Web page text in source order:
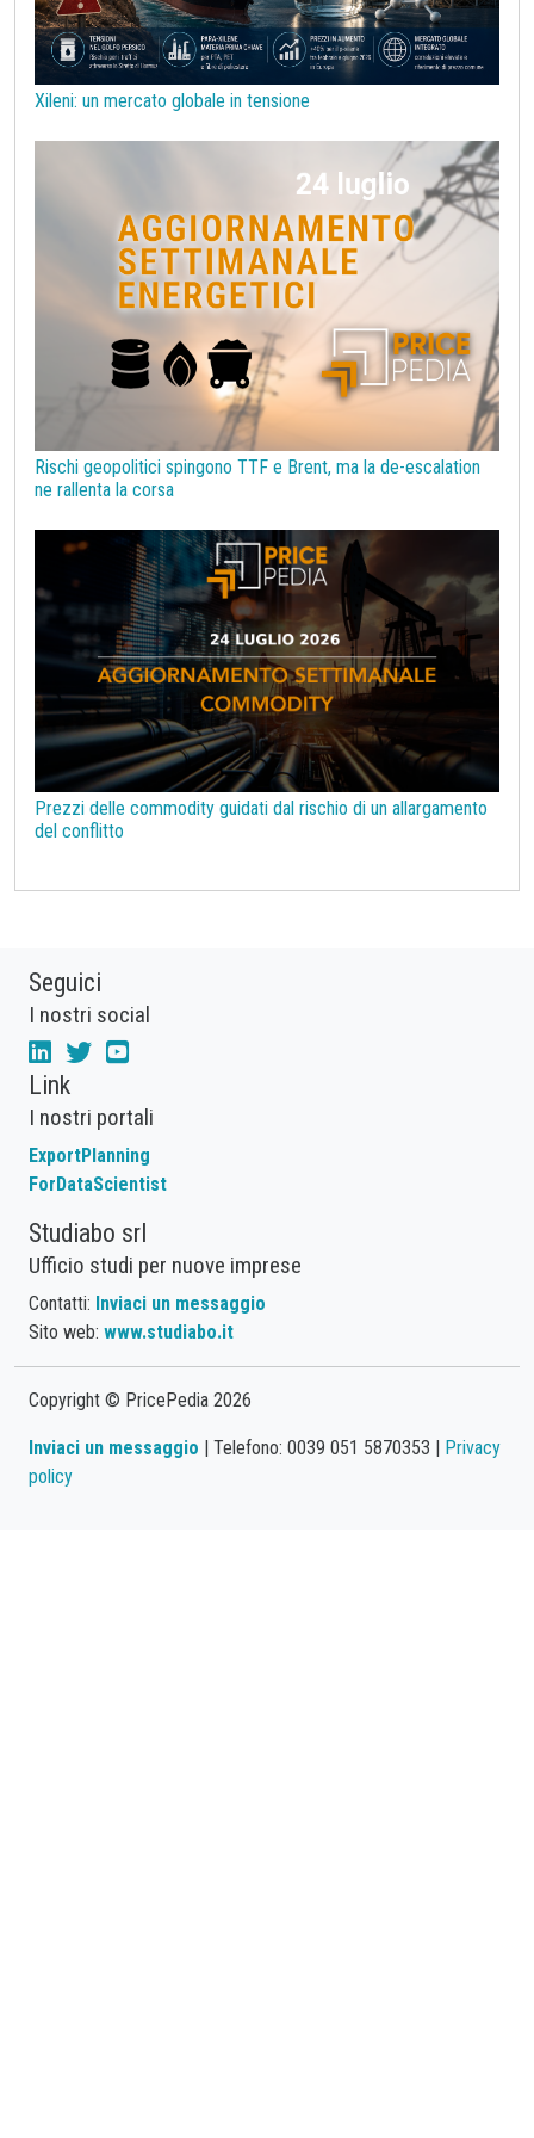
Sanzioni UE alla Russia Semiconduttori Should Cost
Silicio Stagno Strumenti Superciclo
Tensioattivi
Termoplastiche di base
Zinco
covid19lab melamina
Xileni: un mercato globale in tensione
Rischi geopolitici spingono TTF e Brent, ma la de-escalation
ne rallenta la corsa
Prezzi delle commodity guidati dal rischio di un allargamento
del conflitto
Seguici
I nostri social
Link
I nostri portali
ExportPlanning
ForDataScientist
Studiabo srl
Ufficio studi per nuove imprese
Contatti: Inviaci un messaggio
Sito web: www.studiabo.it
Copyright © PricePedia 2026
Inviaci un messaggio | Telefono: 0039 051 5870353 | Privacy
policy